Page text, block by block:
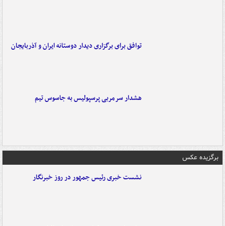
توافق برای برگزاری دیدار دوستانه ایران و آذربایجان
هشدار سرمربی پرسپولیس به جاسوس تیم
برگزیده عکس
نشست خبری رئیس جمهور در روز خبرنگار